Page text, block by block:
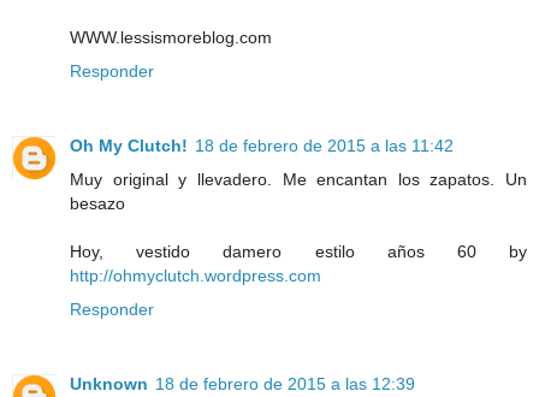
WWW.lessismoreblog.com
Responder
Oh My Clutch! 18 de febrero de 2015 a las 11:42
Muy original y llevadero. Me encantan los zapatos. Un
besazo
Hoy, vestido damero estilo años 60 by
http://ohmyclutch.wordpress.com
Responder
Unknown 18 de febrero de 2015 a las 12:39